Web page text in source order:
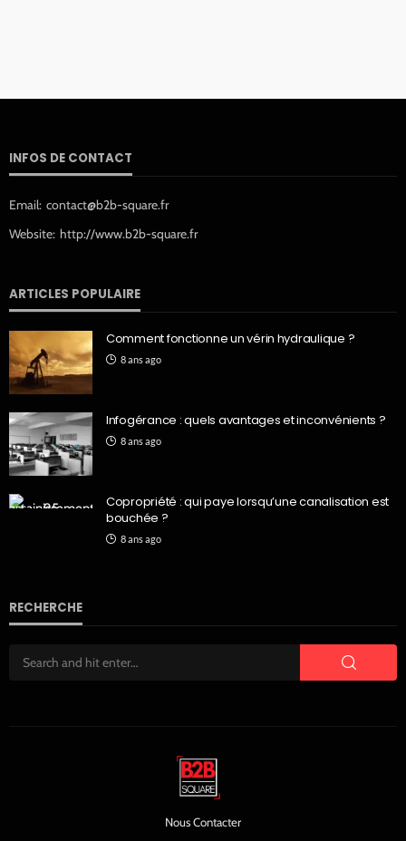
INFOS DE CONTACT
Email: contact@b2b-square.fr
Website: http://www.b2b-square.fr
ARTICLES POPULAIRE
Comment fonctionne un vérin hydraulique ?
8 ans ago
Infogérance : quels avantages et inconvénients ?
8 ans ago
Copropriété : qui paye lorsqu’une canalisation est
bouchée ?
8 ans ago
RECHERCHE
Nous Contacter